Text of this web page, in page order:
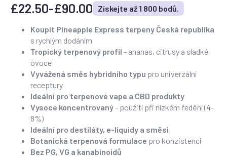
£22.50-£90.00
Rozpětí
cen:
22,50
90,00
Získejte až 1 800 bodů.
Koupit Pineapple Express terpeny Česká republika
s rychlým dodáním
Tropický terpenový profil - ananas, citrusy a sladké
ovoce
Vyvážená směs hybridního typu pro univerzální
receptury
Ideální pro terpenové vape a CBD produkty
Vysoce koncentrovaný- použití při nízkém ředění (4-
8%)
Ideální pro destiláty, e-liquidy a směsi
Botanická terpenová formulace pro konzistenci
Bez PG, VG a kanabinoidů